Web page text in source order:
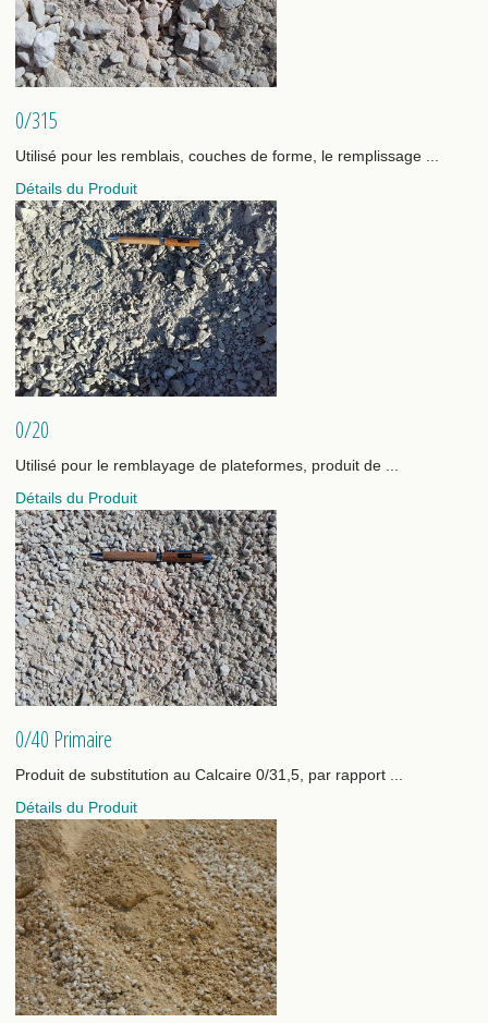
0/315
Utilisé pour les remblais, couches de forme, le remplissage ...
Détails du Produit
0/20
Utilisé pour le remblayage de plateformes, produit de ...
Détails du Produit
0/40 Primaire
Produit de substitution au Calcaire 0/31,5, par rapport ...
Détails du Produit